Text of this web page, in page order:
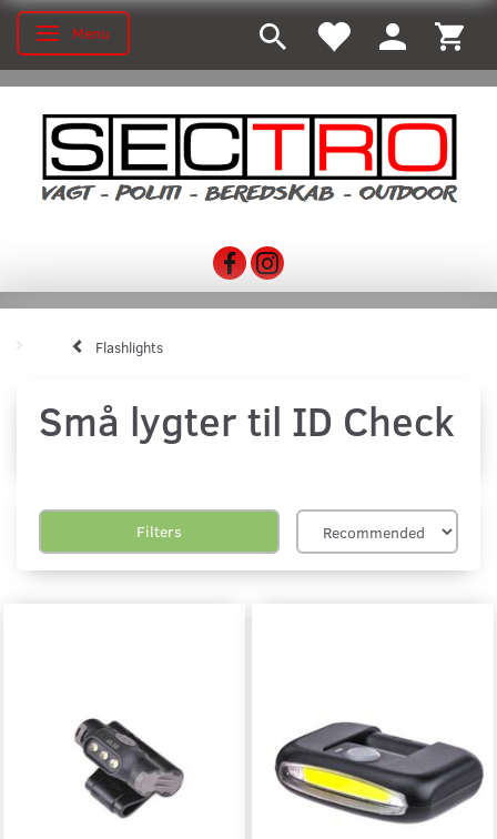
Toggle navigation
Menu
Flashlights
Små lygter til ID Check
Filters